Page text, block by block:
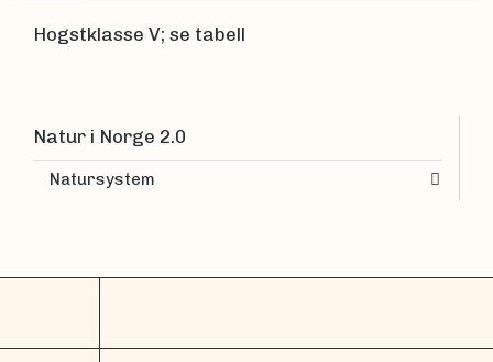
Hogstklasse V; se tabell
Natur i Norge 2.0
Natursystem